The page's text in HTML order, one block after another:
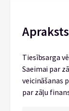
Apraksts
Tiesībsarga
Saeimai par
veicināšanas
par zāļu